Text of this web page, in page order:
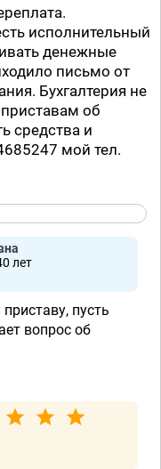
исполнительный
денежные
письмо от
Бухгалтерия не
об
средства и
мой тел.
лет
пусть
вопрос об